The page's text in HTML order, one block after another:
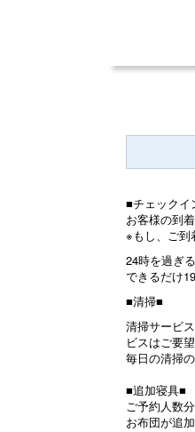
■チェックイ
お客様の到
※もし、ご到
24時を過ぎ
できるだけ
■清掃■
清掃サービ
ビスはご要
毎日の清掃
■追加寝具■
ご予約人数
お布団が追